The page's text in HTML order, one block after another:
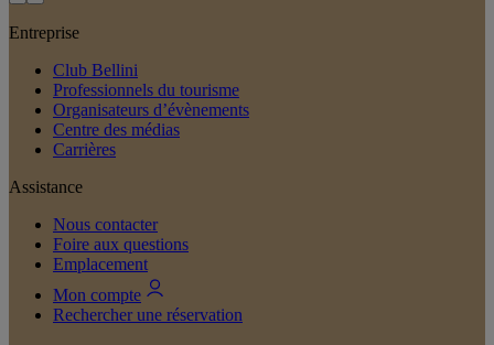
Entreprise
Club Bellini
Professionnels du tourisme
Organisateurs d’évènements
Centre des médias
Carrières
Assistance
Nous contacter
Foire aux questions
Emplacement
Mon compte
Rechercher une réservation